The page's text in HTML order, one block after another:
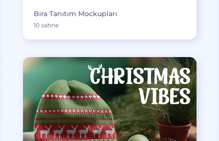
Bira Tanıtım Mockupları
10 sahne